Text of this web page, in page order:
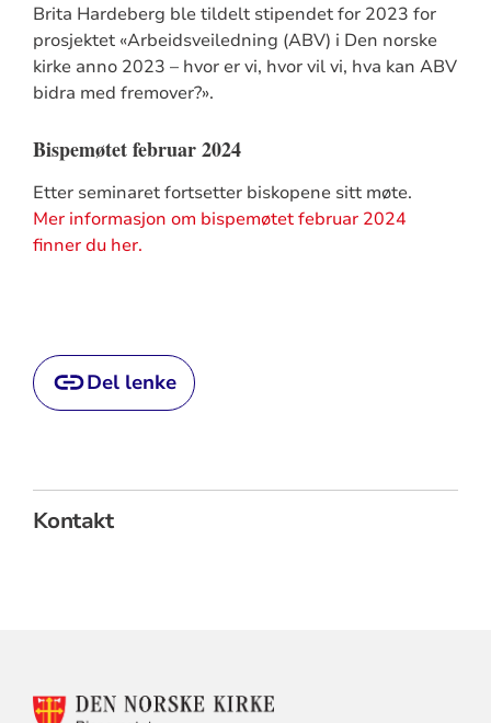
Brita Hardeberg ble tildelt stipendet for 2023 for
prosjektet «Arbeidsveiledning (ABV) i Den norske
kirke anno 2023 – hvor er vi, hvor vil vi, hva kan ABV
bidra med fremover?».
Bispemøtet februar 2024
Etter seminaret fortsetter biskopene sitt møte.
Mer informasjon om bispemøtet februar 2024
finner du her.
Del lenke
Kontakt
KONTAKTINFORMASJON